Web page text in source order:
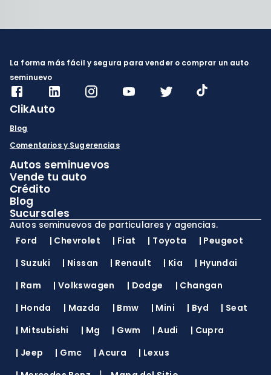
La forma más fácil y segura para vender o comprar un auto
seminuevo
ClikAuto
Blog
Comentarios y Sugerencias
Autos seminuevos
Vende tu auto
Crédito
Blog
Sucursales
Autos seminuevos de particulares y agencias.
Ford
| Chevrolet | Fiat | Toyota | Peugeot
| Suzuki | Nissan | Renault | Kia | Hyundai
| Ram | Volkswagen | Dodge | Changan
| Honda | Mazda | Bmw | Mini | Byd | Seat
| Mitsubishi | Mg | Gwm |Audi | Cupra
| Jeep | Gmc |Acura | Lexus